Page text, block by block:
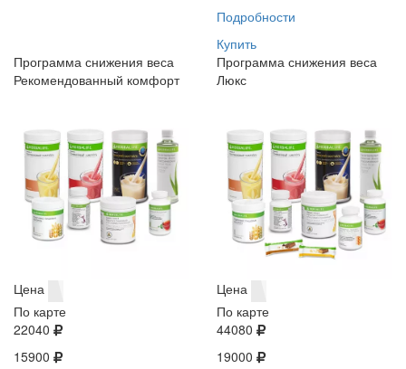
Подробности
Купить
Программа снижения веса
Рекомендованный комфорт
Цена
По карте
22040
15900
Программа снижения веса
Люкс
Цена
По карте
44080
19000